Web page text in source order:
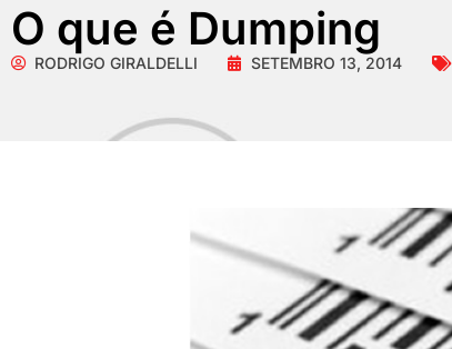
O que é Dumping
RODRIGO GIRALDELLI SETEMBRO 13, 2014